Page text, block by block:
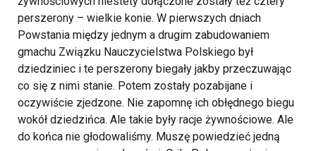
perszerony – wielkie konie. W pierwszych dniach
Powstania między jednym a drugim zabudowaniem
gmachu Związku Nauczycielstwa Polskiego był
dziedziniec i te perszerony biegały jakby przeczuwając
co się z nimi stanie. Potem zostały pozabijane i
oczywiście zjedzone. Nie zapomnę ich obłędnego biegu
wokół dziedzińca. Ale takie były racje żywnościowe. Ale
do końca nie głodowaliśmy. Muszę powiedzieć jedną